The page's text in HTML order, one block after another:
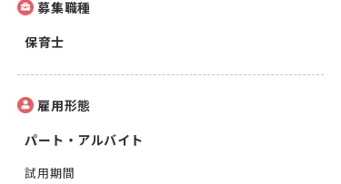
募集職種
保育士
雇用形態
パート・アルバイト
試用期間